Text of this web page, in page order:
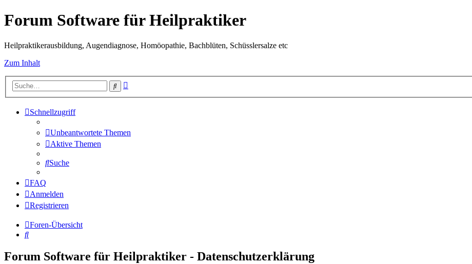
Forum Software für Heilpraktiker
Heilpraktikerausbildung, Augendiagnose, Homöopathie, Bachblüten, Schüsslersalze etc
Zum Inhalt
Suche
Schnellzugriff
Unbeantwortete Themen
Aktive Themen
Suche
FAQ
Anmelden
Registrieren
Foren-Übersicht
Suche
Forum Software für Heilpraktiker - Datenschutzerklärung